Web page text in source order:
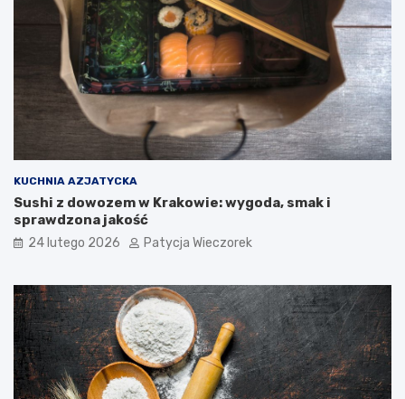
KUCHNIA AZJATYCKA
Sushi z dowozem w Krakowie: wygoda, smak i
sprawdzona jakość
24 lutego 2026 Patycja Wieczorek